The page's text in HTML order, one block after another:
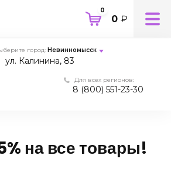
0
0 ₽
город: Невинномысск
ул. Калинина, 83
Для всех регионов:
8 (800) 551-23-30
на все товары!